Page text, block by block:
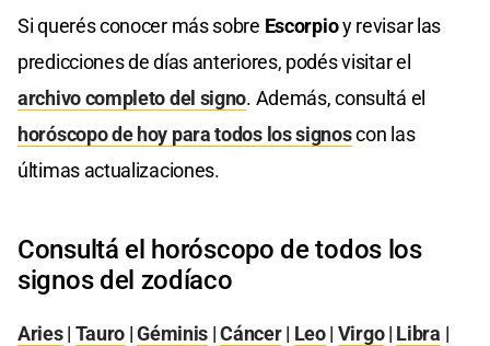
Si querés conocer más sobre Escorpioy revisar las
predicciones de días anteriores, podés visitar el
archivo completo del signo. Además, consultá el
horóscopo de hoy para todos los signoscon las
últimas actualizaciones.
Consultá el horóscopo de todos los
signos del zodíaco
Aries| Tauro |Géminis |Cáncer| Leo| Virgo| Libra |